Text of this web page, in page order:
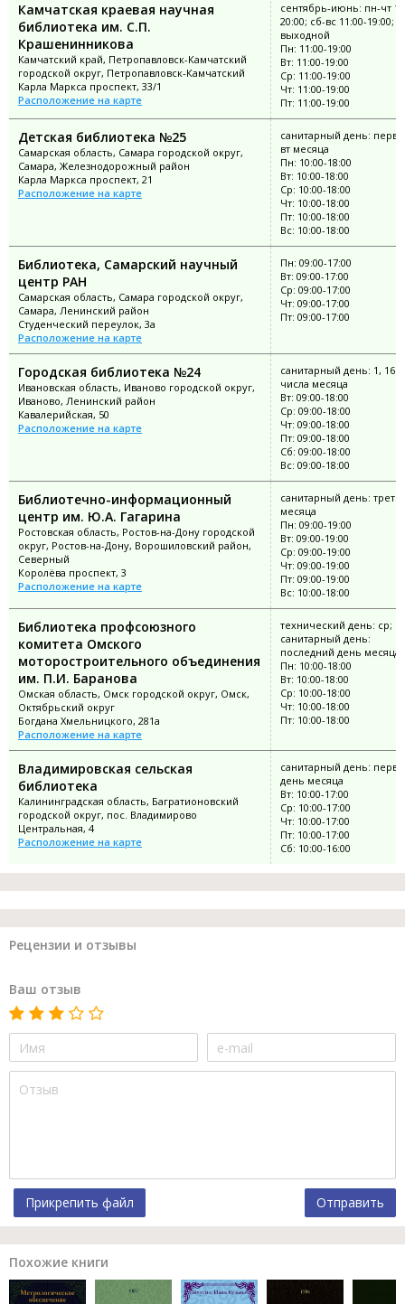
Камчатская краевая научная
библиотека им. С.П.
Крашенинникова
Камчатский край, Петропавловск-Камчатский
городской округ, Петропавловск-Камчатский
Карла Маркса проспект, 33/1
Расположение на карте
сентябрь-июнь: пн-чт
20:00; сб-вс 11:00-19:00;
выходной
Пн: 11:00-19:00
Вт: 11:00-19:00
Ср: 11:00-19:00
Чт: 11:00-19:00
Пт: 11:00-19:00
Детская библиотека №25
Самарская область, Самара городской округ,
Самара, Железнодорожный район
Карла Маркса проспект, 21
Расположение на карте
санитарный день:
вт месяца
Пн: 10:00-18:00
Вт: 10:00-18:00
Ср: 10:00-18:00
Чт: 10:00-18:00
Пт: 10:00-18:00
Вс: 10:00-18:00
Библиотека, Самарский научный
центр РАН
Самарская область, Самара городской округ,
Самара, Ленинский район
Студенческий переулок, 3а
Расположение на карте
Пн: 09:00-17:00
Вт: 09:00-17:00
Ср: 09:00-17:00
Чт: 09:00-17:00
Пт: 09:00-17:00
Городская библиотека №24
Ивановская область, Иваново городской округ,
Иваново, Ленинский район
Кавалерийская, 50
Расположение на карте
санитарный день: 1, 16
числа месяца
Вт: 09:00-18:00
Ср: 09:00-18:00
Чт: 09:00-18:00
Пт: 09:00-18:00
Сб: 09:00-18:00
Вс: 09:00-18:00
Библиотечно-информационный
центр им. Ю.А. Гагарина
Ростовская область, Ростов-на-Дону городской
округ, Ростов-на-Дону, Ворошиловский район,
Северный
Королёва проспект, 3
Расположение на карте
санитарный день:
месяца
Пн: 09:00-19:00
Вт: 09:00-19:00
Ср: 09:00-19:00
Чт: 09:00-19:00
Пт: 09:00-19:00
Вс: 10:00-18:00
Библиотека профсоюзного
комитета Омского
моторостроительного объединения
им. П.И. Баранова
Омская область, Омск городской округ, Омск,
Октябрьский округ
Богдана Хмельницкого, 281а
Расположение на карте
технический день: ср;
санитарный день:
последний день месяца
Пн: 10:00-18:00
Вт: 10:00-18:00
Ср: 10:00-18:00
Чт: 10:00-18:00
Пт: 10:00-18:00
Владимировская сельская
библиотека
Калининградская область, Багратионовский
городской округ, пос. Владимирово
Центральная, 4
Расположение на карте
санитарный день:
день месяца
Вт: 10:00-17:00
Ср: 10:00-17:00
Чт: 10:00-17:00
Пт: 10:00-17:00
Сб: 10:00-16:00
Рецензии и отзывы
Ваш отзыв
Прикрепить файл Отправить
Похожие книги